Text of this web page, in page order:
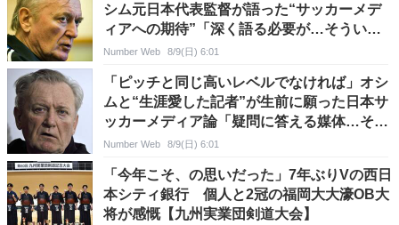
シム元日本代表監督が語った“サッカーメデ
ィアへの期待”「深く語る必要が…そういう
わけで、ありがとう」
Number Web 8/9(日) 6:01
「ピッチと同じ高いレベルでなければ」オシ
ムと“生涯愛した記者”が生前に願った日本サ
ッカーメディア論「疑問に答える媒体…それ
こそ百科事典だ」
Number Web 8/9(日) 6:01
「今年こそ、の思いだった」7年ぶりVの西日
本シティ銀行 個人と2冠の福岡大大濠OB大
将が感慨【九州実業団剣道大会】